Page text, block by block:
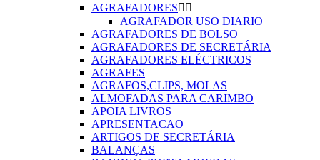
AGRAFADORES 
AGRAFADOR USO DIARIO
AGRAFADORES DE BOLSO
AGRAFADORES DE SECRETÁRIA
AGRAFADORES ELÉCTRICOS
AGRAFES
AGRAFOS,CLIPS, MOLAS
ALMOFADAS PARA CARIMBO
APOIA LIVROS
APRESENTACAO
ARTIGOS DE SECRETÁRIA
BALANÇAS